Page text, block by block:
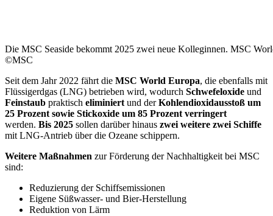
Die MSC Seaside bekommt 2025 zwei neue Kolleginnen. MSC
©MSC
Seit dem Jahr 2022 fährt die MSC World Europa, die ebenfalls mit
Flüssigerdgas (LNG) betrieben wird, wodurch Schwefeloxide und
Feinstaub praktisch eliminiert und derKohlendioxidausstoß um
25 Prozent sowie Stickoxide um 85 Prozent verringert
werden. Bis 2025 sollen darüber hinaus zwei weitere zwei Schiffe
mit LNG-Antrieb über die Ozeane schippern.
Weitere Maßnahmen zur Förderung der Nachhaltigkeit bei MSC
sind:
Reduzierung der Schiffsemissionen
Eigene Süßwasser- und Bier-Herstellung
Reduktion von Lärm